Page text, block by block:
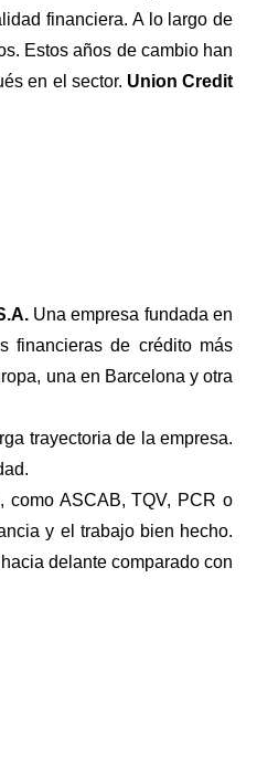
financiera. A lo largo de
Estos años de cambio han
en el sector. Union Credit
Una empresa fundada en
financieras de crédito más
una en Barcelona y otra
trayectoria de la empresa.
como ASCAB, TQV, PCR o
y el trabajo bien hecho.
delante comparado con